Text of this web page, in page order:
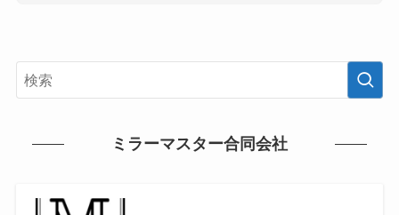
ミラーマスター合同会社